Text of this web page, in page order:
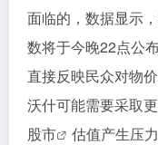
面临的，数据显示
数将于今晚22点公
直接反映民众对物
沃什可能需要采取
股市
估值产生压